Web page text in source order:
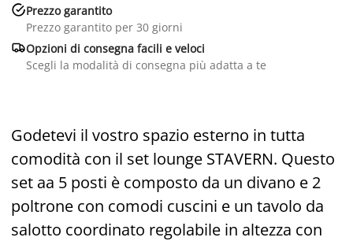
Prezzo garantito
Prezzo garantito per 30 giorni
Opzioni di consegna facili e veloci
Scegli la modalità di consegna più adatta a te
Godetevi il vostro spazio esterno in tutta
comodità con il set lounge STAVERN. Questo
set aa 5 posti è composto da un divano e 2
poltrone con comodi cuscini e un tavolo da
salotto coordinato regolabile in altezza con